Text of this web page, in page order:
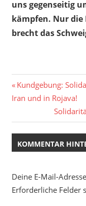
uns gegenseitig
kämpfen. Nur
brecht das
Vorheriger
Beitrag:
Kundgebung:
Iran und in Rojava!
Nächster
Beitrag:
KOMMENTAR
Deine E-Mail-
Erforderliche Felder